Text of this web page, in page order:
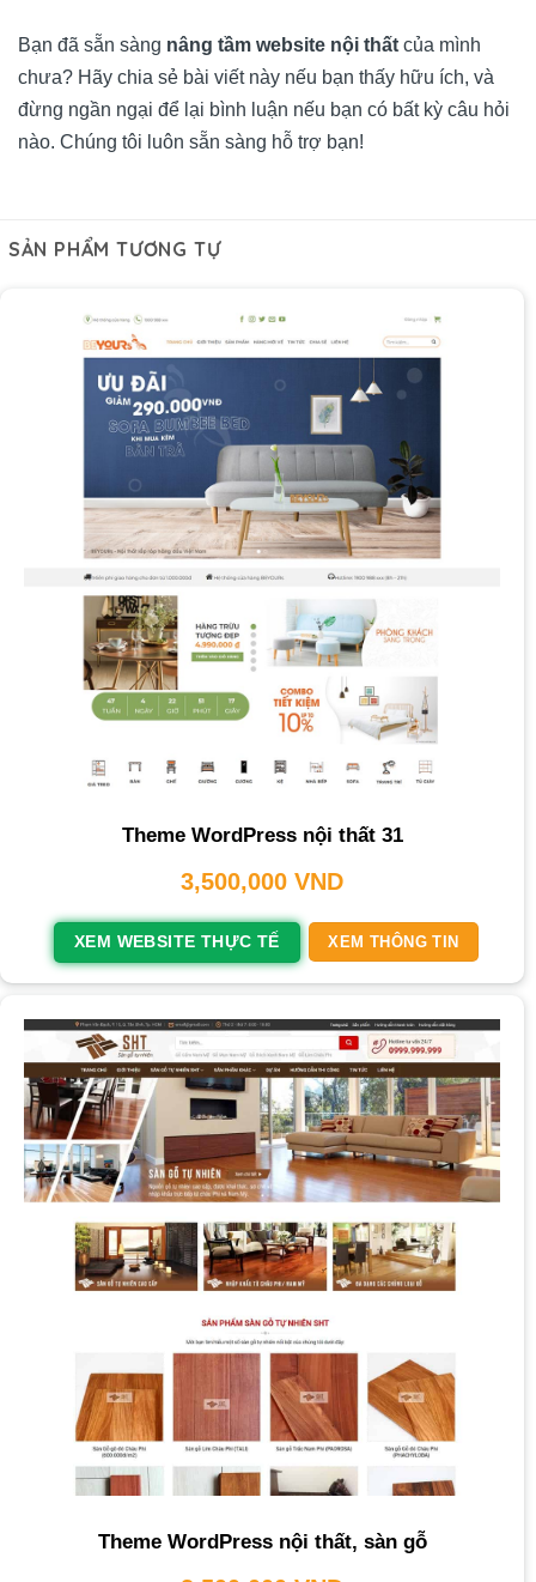
Bạn đã sẵn sàng nâng tầm website nội thất của mình
chưa? Hãy chia sẻ bài viết này nếu bạn thấy hữu ích, và
đừng ngần ngại để lại bình luận nếu bạn có bất kỳ câu hỏi
nào. Chúng tôi luôn sẵn sàng hỗ trợ bạn!
SẢN PHẨM TƯƠNG TỰ
Theme WordPress nội thất 31
3,500,000 VND
XEM WEBSITE THỰC TẾ XEM THÔNG TIN
Theme WordPress nội thất, sàn gỗ